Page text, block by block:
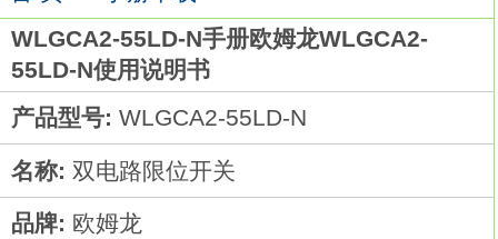
WLGCA2-55LD-N手册欧姆龙WLGCA2-
55LD-N使用说明书
产品型号: WLGCA2-55LD-N
名称: 双电路限位开关
品牌: 欧姆龙